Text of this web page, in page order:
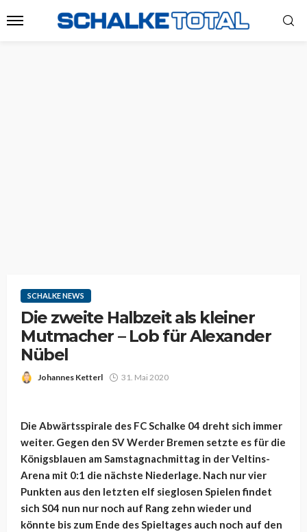
SCHALKE NEWS
Die zweite Halbzeit als kleiner
Mutmacher – Lob für Alexander
Nübel
Johannes Ketterl 31. Mai 2020
Die Abwärtsspirale des FC Schalke 04 dreht sich immer
weiter. Gegen den SV Werder Bremen setzte es für die
Königsblauen am Samstagnachmittag in der Veltins-
Arena mit 0:1 die nächste Niederlage. Nach nur vier
Punkten aus den letzten elf sieglosen Spielen findet
sich S04 nun nur noch auf Rang zehn wieder und
könnte bis zum Ende des Spieltages auch noch auf den